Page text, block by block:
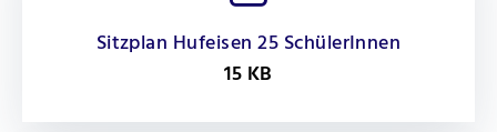
Sitzplan Hufeisen 25 SchülerInnen
15 KB